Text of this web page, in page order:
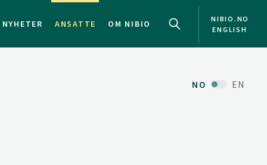
NYHETER ANSATTE OM NIBIO
NIBIO.NO
ENGLISH
NO EN